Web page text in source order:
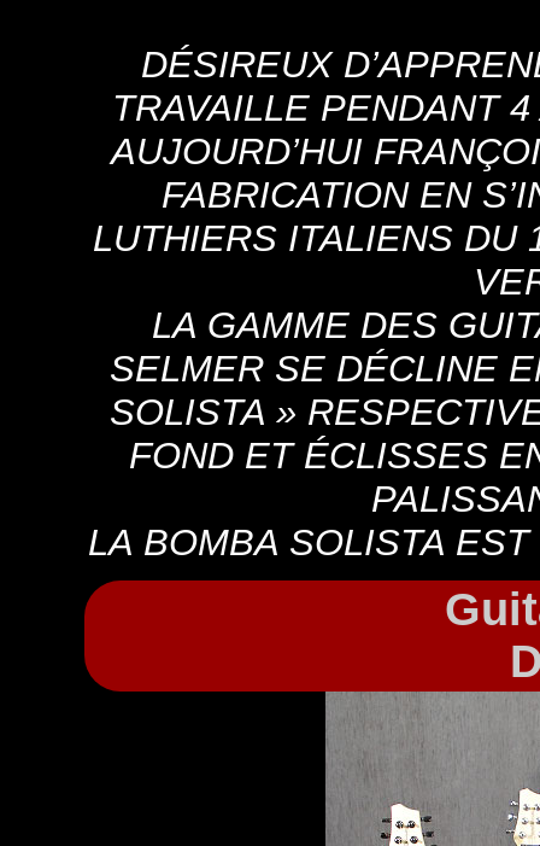
DÉSIREUX
TRAVAILLE PENDANT
AUJOURD’HUI
FABRICATION EN
LUTHIERS ITALIENS DU
LA GAMME DES
SELMER SE DÉCLINE
SOLISTA »
FOND ET ÉCLISSES
LA BOMBA SOLISTA